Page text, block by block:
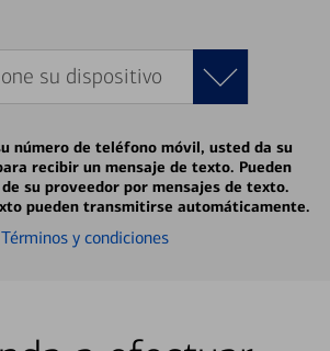
su dispositivo
número de teléfono móvil, usted da su
recibir un mensaje de texto. Pueden
su proveedor por mensajes de texto.
pueden transmitirse automáticamente.
Términos y condiciones